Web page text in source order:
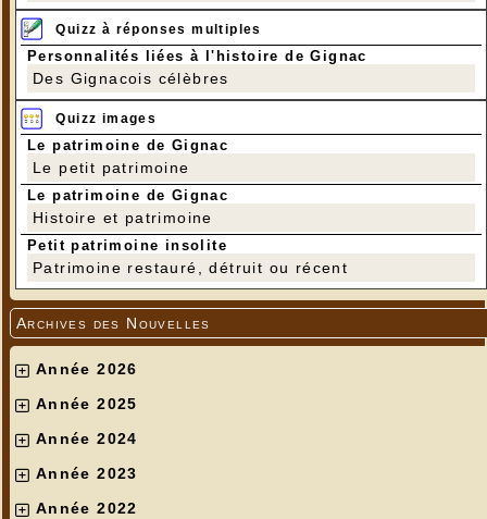
Quizz à réponses multiples
Personnalités liées à l'histoire de Gignac
Des Gignacois célèbres
Quizz images
Le patrimoine de Gignac
Le petit patrimoine
Le patrimoine de Gignac
Histoire et patrimoine
Petit patrimoine insolite
Patrimoine restauré, détruit ou récent
Archives des Nouvelles
Année 2026
Année 2025
Année 2024
Année 2023
Année 2022